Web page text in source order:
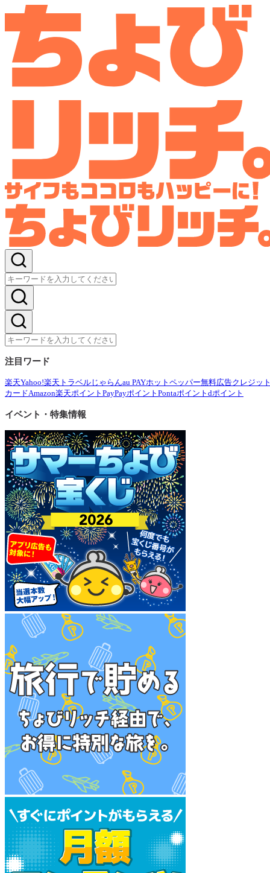
注目ワード
楽天Yahoo!楽天トラベル じゃらんau PAYホットペッパー無料広告クレジッ
カードAmazon楽天ポイント PayPayポイント Pontaポイント dポイント
イベント・特集情報